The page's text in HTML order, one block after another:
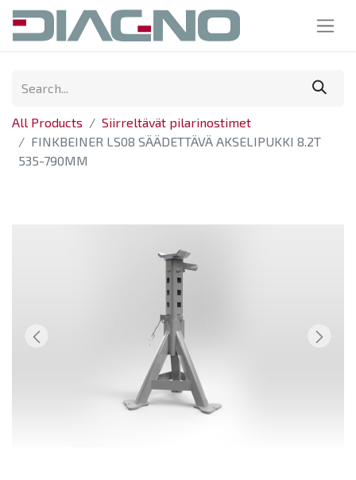
All Products
Siirreltävät pilarinostimet
FINKBEINER LS08 SÄÄDETTÄVÄ AKSELIPUKKI 8.2T
535-790MM